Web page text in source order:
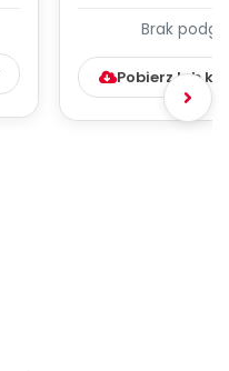
Brak
Pobierz lub